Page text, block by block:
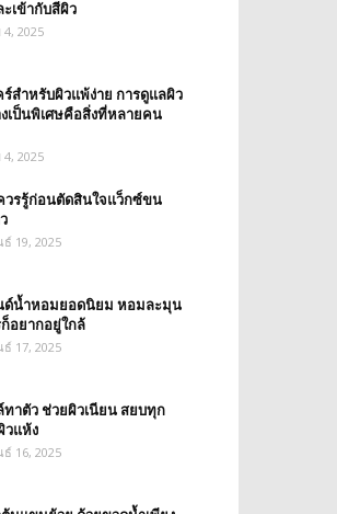
เข้ากับสีผิว
4, 2025
สำหรับผิวแพ้ง่าย การดูแลผิว
เป็นพิเศษคือสิ่งที่หลายคน
4, 2025
วรรู้ก่อนตัดสินใจแว็กซ์ขน
19, 2025
ด์น้ำหอมยอดนิยม หอมละมุน
อยากอยู่ใกล้
17, 2025
ทาตัว ช่วยผิวเนียน สยบทุก
แห้ง
16, 2025